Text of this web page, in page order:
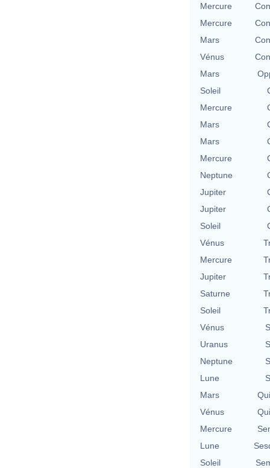
Mercure
Mercure
Mars
Vénus
Mars
Soleil
Mercure
Mars
Mars
Mercure
Neptune
Jupiter
Jupiter
Soleil
Vénus
Mercure
Jupiter
Saturne
Soleil
Vénus
Uranus
Neptune
Lune
Mars
Vénus
Mercure
Lune
Soleil